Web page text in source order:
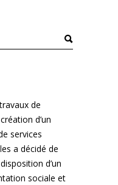
de
d’un
services
a décidé de
d’un
sociale et